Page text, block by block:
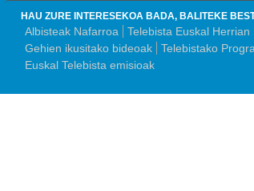
HAU ZURE INTERESEKOA BADA, BALITEKE
Albisteak Nafarroa Telebista Euskal Herrian
Gehien ikusitako bideoak
Telebistako
Euskal Telebista emisioak